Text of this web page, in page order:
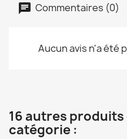
Commentaires (0)
Aucun avis n'a été
16 autres produits
catégorie :